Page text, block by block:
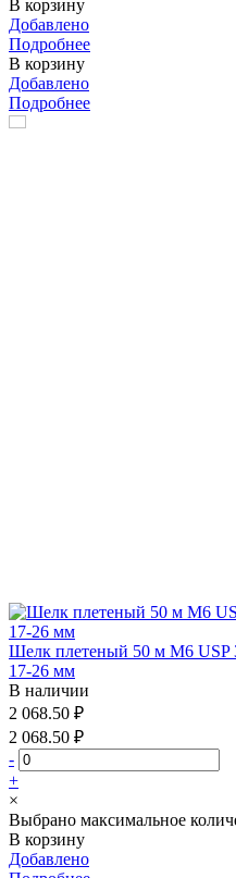
В корзину
Добавлено
Подробнее
В корзину
Добавлено
Подробнее
Шелк плетеный 50 м М6 USP
17-26 мм
В наличии
2 068.50 ₽
2 068.50 ₽
-
+
×
Выбрано максимальное
В корзину
Добавлено